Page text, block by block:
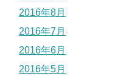
2016年8月
2016年7月
2016年6月
2016年5月